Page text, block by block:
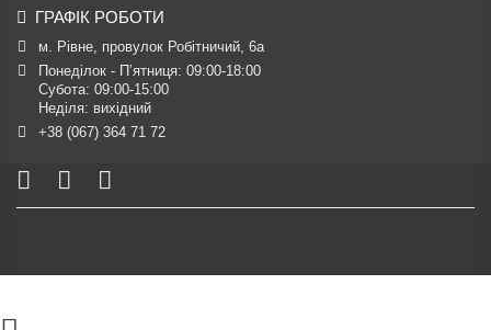
ГРАФІК РОБОТИ
м. Рівне, провулок Робітничий, 6а
Понеділок - П’ятниця: 09:00-18:00
Субота: 09:00-15:00
Неділя: вихідний
+38 (067) 364 71 72